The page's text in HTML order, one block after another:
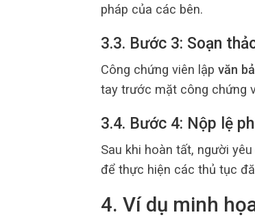
pháp của các bên.
3.3. Bước 3: Soạn
Công chứng viên lập văn
tay trước mặt công chứng
3.4. Bước 4: Nộp lệ
Sau khi hoàn tất, người
để thực hiện các thủ tục
4. Ví dụ minh